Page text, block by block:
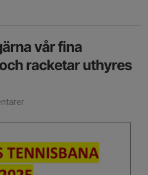
vår fina
racketar uthyres